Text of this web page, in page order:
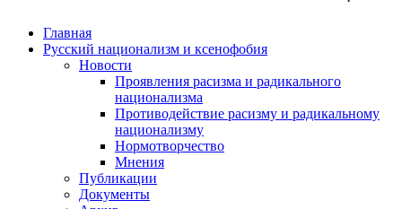
Главная
Русский национализм и ксенофобия
Новости
Проявления расизма и радикального
национализма
Противодействие расизму и радикальному
национализму
Нормотворчество
Мнения
Публикации
Документы